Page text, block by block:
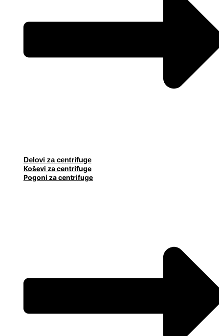
Delovi za centrifuge
Koševi za centrifuge
Pogoni za centrifuge